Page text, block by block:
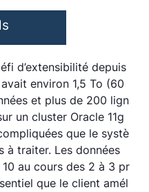
d’extensibilité depuis
environ 1,5 To (60
et plus de 200 lign
un cluster Oracle 11g
que le systè
à traiter. Les données
au cours des 2 à 3 pr
que le client amél